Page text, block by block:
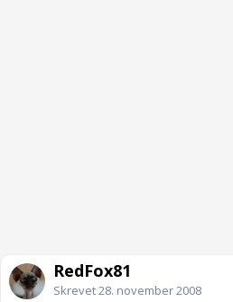
RedFox81
Skrevet28. november 2008